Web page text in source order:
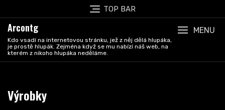
to
content
TOP BAR
Arcontg
Kdo vsadí na internetovou stránku, jež z něj dělá hlupáka,
je prostě hlupák. Zejména když se mu nabízí náš web, na
kterém z nikoho hlupáka neděláme.
MENU
Výrobky